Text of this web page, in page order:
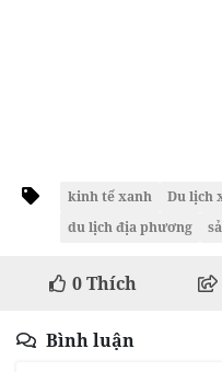
kinh tế xanh Du lịch
du lịch địa phương
0Thích
Bình luận